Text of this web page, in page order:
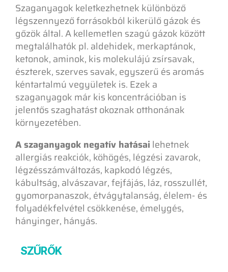
Szaganyagok keletkezhetnek különböző
légszennyező forrásokból kikerülő gázok és
gőzök által. A kellemetlen szagú gázok között
megtalálhatók pl. aldehidek, merkaptánok,
ketonok, aminok, kis molekulájú zsírsavak,
észterek, szerves savak, egyszerű és aromás
kéntartalmú vegyületek is. Ezek a
szaganyagok már kis koncentrációban is
jelentős szaghatást okoznak otthonának
környezetében.
A szaganyagok negatív hatásai lehetnek
allergiás reakciók, köhögés, légzési zavarok,
légzésszámváltozás, kapkodó légzés,
kábultság, alvászavar, fejfájás, láz, rosszullét,
gyomorpanaszok, étvágytalanság, élelem- és
folyadékfelvétel csökkenése, émelygés,
hányinger, hányás.
SZŰRŐK